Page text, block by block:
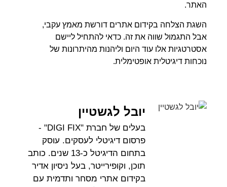
האתר.
השגת הצלחה בקידום אתרים דורשת מאמץ עקבי,
אבל התגמול שווה את זה. כדאי להתחיל ליישם
אסטרטגיות אלו עוד היום וליהנות מהיתרונות של
נוכחות דיגיטלית אופטימלית.
יובל לגשטיין
בעלים של חברת "DIGI FIX" -
פרסום דיגיטלי לעסקים. עוסק
בתחום הדיגיטל כ-13 שנים. כותב
תוכן, וקופירייטר, בעל ניסיון אדיר
בקידום אתרי מסחר ותדמית עם